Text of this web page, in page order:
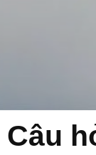
Câu